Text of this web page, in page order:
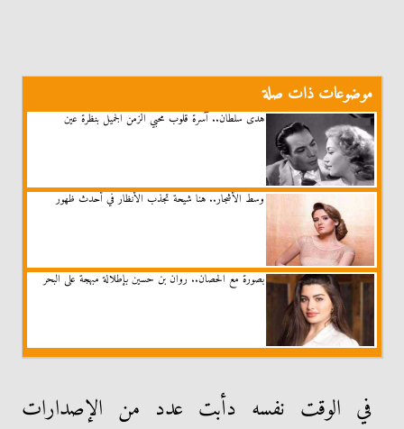
موضوعات ذات صلة
هدى سلطان.. آسرة قلوب محبي الزمن الجميل بنظرة عين
وسط الأشجار.. هنا شيحة تجذب الأنظار في أحدث ظهور
بصورة مع الحصان.. روان بن حسين بإطلالة مبهجة على البحر
في الوقت نفسه دأبت عدد من الإصدارات